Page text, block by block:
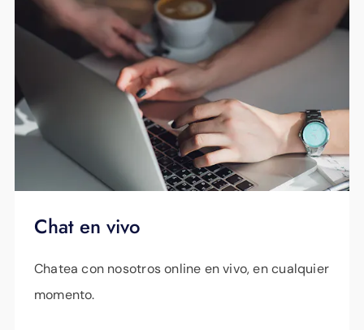
Chat en vivo
Chatea con nosotros online en vivo, en cualquier
momento.